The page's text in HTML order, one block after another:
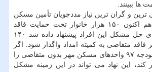
ها ببینند.
ترین و گران ترین نیاز مددجویان تأمین مسكن
است اظهار داشت: هم اكنون ۱۵۰ هزار خانوار تحت حمایت فاقد
مسكن هستند كه برای حل مشكل این افراد پیشنهاد داده شد ۱۴۰
متقاضی به كمیته امداد واگذار شود. اگر
نمایندگان مجلس در بودجه ۹۷ واحدهای مسكن مهر بدون متقاضی را
كند، این نهاد می تواند در این زمینه مشكل